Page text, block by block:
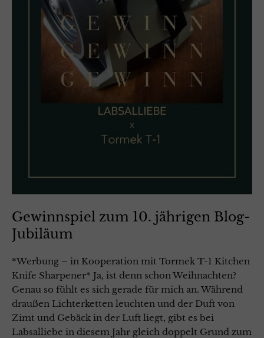
Gewinnspiel zum 10. jährigen Blog-
Jubiläum
*Werbung – in Kooperation mit Tormek T-1 Kitchen
Knife Sharpener* Ja, ist denn schon Weihnachten?
Genau so fühlt es sich gerade für mich an. Während
draußen Lichterketten leuchten und der Duft von
Zimt und Gebäck in der Luft liegt, gibt es bei
Labsalliebe in diesem Jahr gleich doppelt Grund zum